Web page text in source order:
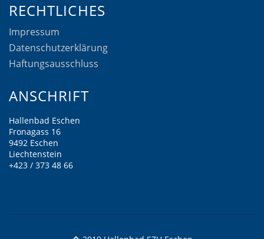
RECHTLICHES
Impressum
Datenschutzerklärung
Haftungsausschluss
ANSCHRIFT
Hallenbad Eschen
Fronagass 16
9492 Eschen
Liechtenstein
+423 / 373 48 66